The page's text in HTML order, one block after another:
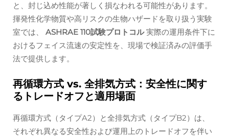
と、封じ込め性能が著しく損なわれる可能性があります。
揮発性化学物質や高リスクの生物ハザードを取り扱う実験
室では、 ASHRAE 110試験プロトコル実際の運用条件下に
おけるフェイス流速の安定性を、現場で検証済みの評価手
法で提供します。
再循環方式 vs. 全排気方式：安全性に関す
るトレードオフと適用場面
再循環方式（タイプA2）と全排気方式（タイプB2）は、
それぞれ異なる安全性および運用上のトレードオフを伴い